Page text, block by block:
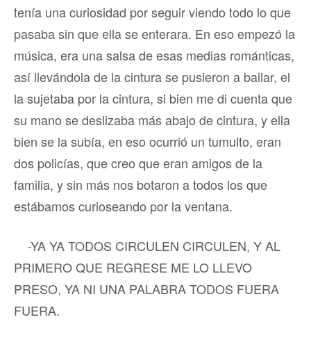
tenía una curiosidad por seguir viendo todo lo que
pasaba sin que ella se enterara. En eso empezó la
música, era una salsa de esas medias románticas,
así llevándola de la cintura se pusieron a bailar, el
la sujetaba por la cintura, si bien me di cuenta que
su mano se deslizaba más abajo de cintura, y ella
bien se la subía, en eso ocurrió un tumulto, eran
dos policías, que creo que eran amigos de la
familia, y sin más nos botaron a todos los que
estábamos curioseando por la ventana.
-YA YA TODOS CIRCULEN CIRCULEN, Y AL
PRIMERO QUE REGRESE ME LO LLEVO
PRESO, YA NI UNA PALABRA TODOS FUERA
FUERA.